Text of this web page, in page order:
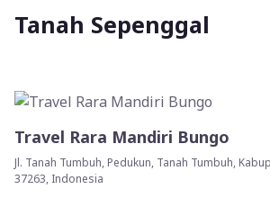
Tanah Sepenggal
Travel Rara Mandiri Bungo
Jl. Tanah Tumbuh, Pedukun, Tanah Tumbuh,
37263, Indonesia